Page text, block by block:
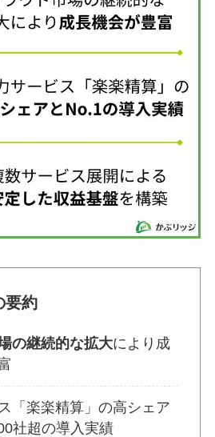
要約
の継続的な拡大により成
「楽楽精算」の高シェア
社超の導入実績